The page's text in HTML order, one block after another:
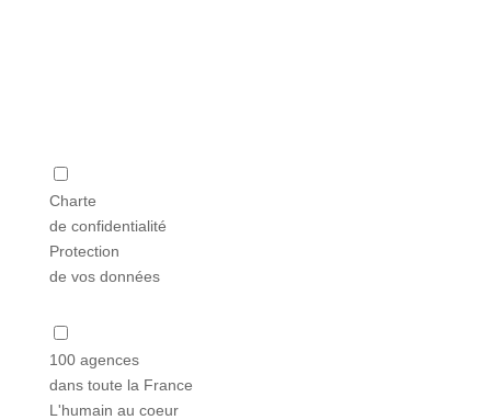
Charte
de confidentialité
Protection
de vos données
100 agences
dans toute la France
L'humain au coeur